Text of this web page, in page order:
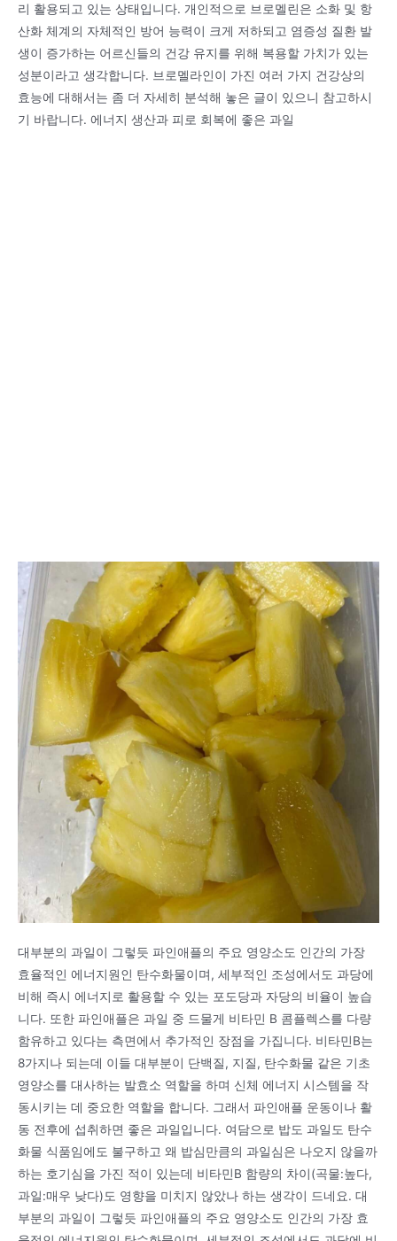
리 활용되고 있는 상태입니다. 개인적으로 브로멜린은 소화 및 항
산화 체계의 자체적인 방어 능력이 크게 저하되고 염증성 질환 발
생이 증가하는 어르신들의 건강 유지를 위해 복용할 가치가 있는
성분이라고 생각합니다. 브로멜라인이 가진 여러 가지 건강상의
효능에 대해서는 좀 더 자세히 분석해 놓은 글이 있으니 참고하시
기 바랍니다. 에너지 생산과 피로 회복에 좋은 과일
대부분의 과일이 그렇듯 파인애플의 주요 영양소도 인간의 가장
효율적인 에너지원인 탄수화물이며, 세부적인 조성에서도 과당에
비해 즉시 에너지로 활용할 수 있는 포도당과 자당의 비율이 높습
니다. 또한 파인애플은 과일 중 드물게 비타민 B 콤플렉스를 다량
함유하고 있다는 측면에서 추가적인 장점을 가집니다. 비타민B는
8가지나 되는데 이들 대부분이 단백질, 지질, 탄수화물 같은 기초
영양소를 대사하는 발효소 역할을 하며 신체 에너지 시스템을 작
동시키는 데 중요한 역할을 합니다. 그래서 파인애플 운동이나 활
동 전후에 섭취하면 좋은 과일입니다. 여담으로 밥도 과일도 탄수
화물 식품임에도 불구하고 왜 밥심만큼의 과일심은 나오지 않을까
하는 호기심을 가진 적이 있는데 비타민B 함량의 차이(곡물:높다,
과일:매우 낮다)도 영향을 미치지 않았나 하는 생각이 드네요. 대
부분의 과일이 그렇듯 파인애플의 주요 영양소도 인간의 가장 효